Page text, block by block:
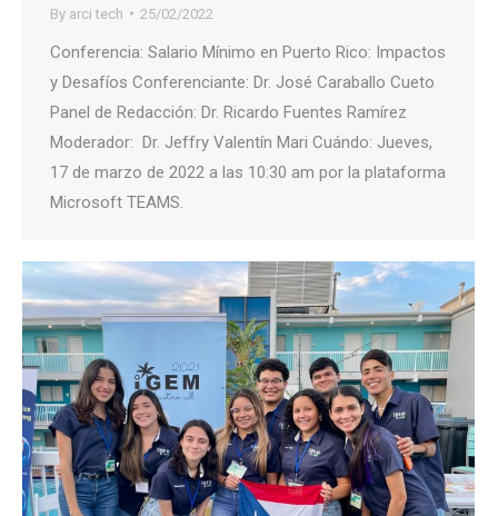
By arci tech 25/02/2022
Conferencia: Salario Mínimo en Puerto Rico: Impactos
y Desafíos Conferenciante: Dr. José Caraballo Cueto
Panel de Redacción: Dr. Ricardo Fuentes Ramírez
Moderador: Dr. Jeffry Valentín Mari Cuándo: Jueves,
17 de marzo de 2022 a las 10:30 am por la plataforma
Microsoft TEAMS.